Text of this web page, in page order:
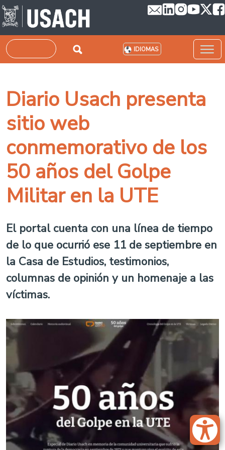
Pasar al contenido principal
Buscar IDIOMAS
Diario Usach presenta
sitio web
conmemorativo de los
50 años del Golpe
Militar en la UTE
El portal cuenta con una línea de tiempo
de lo que ocurrió ese 11 de septiembre en
la Casa de Estudios, testimonios,
columnas de opinión y un homenaje a las
víctimas.